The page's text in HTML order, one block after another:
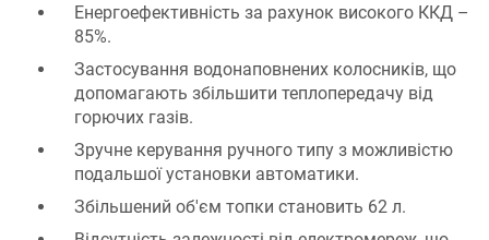
Енергоефективність за рахунок високого ККД –
85%.
Застосування водонаповнених колосників, що
допомагають збільшити теплопередачу від
горючих газів.
Зручне керування ручного типу з можливістю
подальшої установки автоматики.
Збільшений об'єм топки становить 62 л.